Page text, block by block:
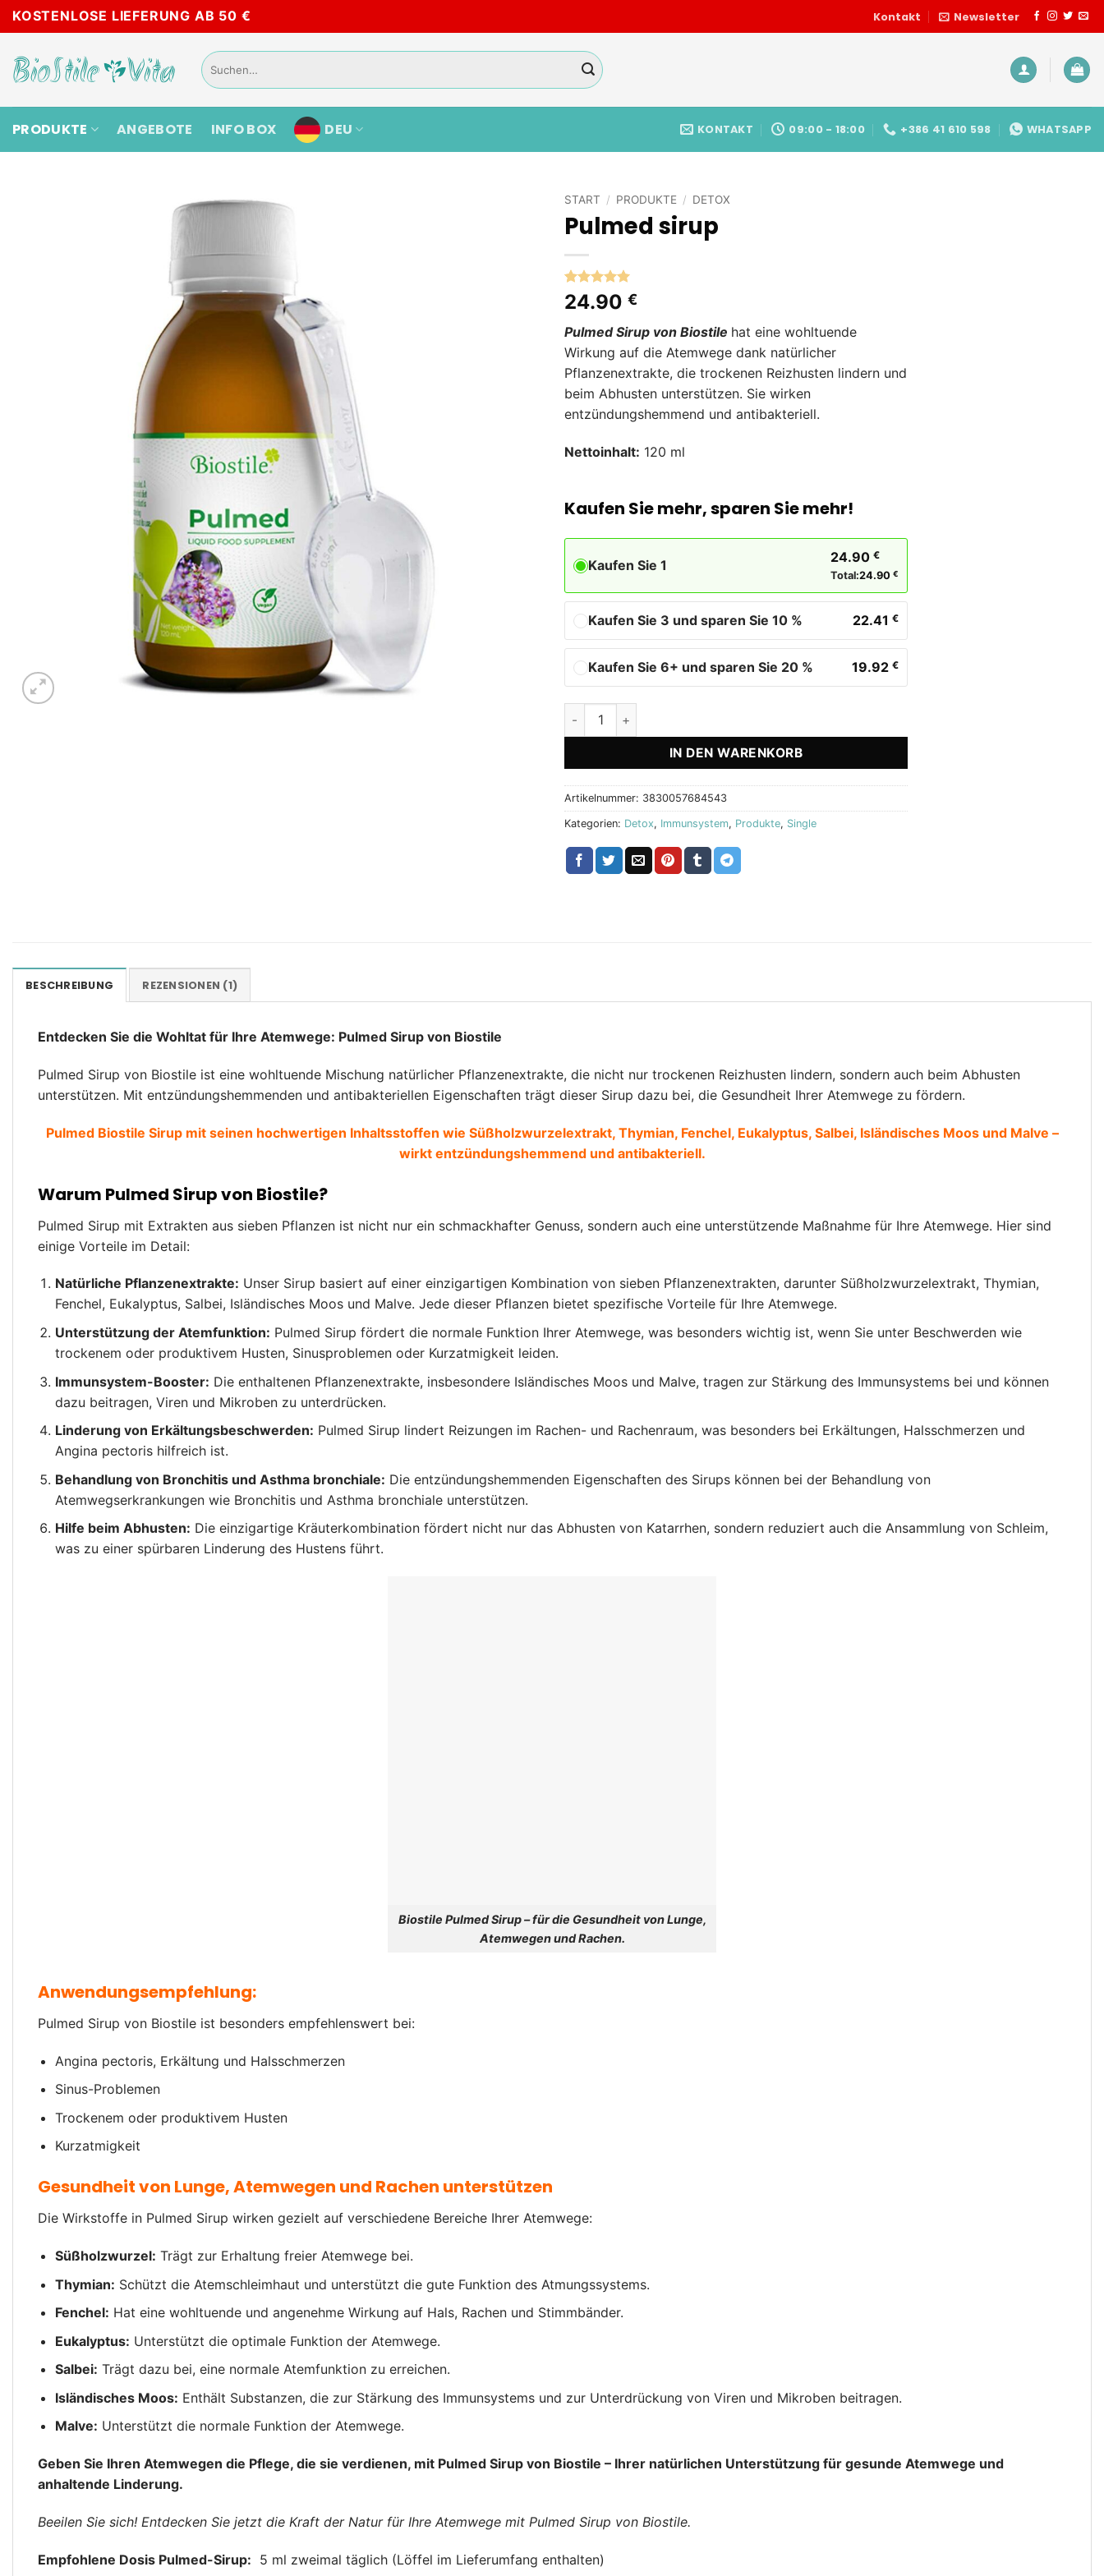
Zum
Inhalt
KOSTENLOSE LIEFERUNG AB 50 € Kontakt Newsletter
Suchen
nach:
PRODUKTE ANGEBOTE INFO BOX DEU KONTAKT 09:00 - 18:00 +386 41 610 598 WHATSAPP
START / PRODUKTE / DETOX
Pulmed sirup
Bewertet
mit5von
auf
1
Kundenbewertung
24.90 €
Pulmed Sirup von Biostile hat eine wohltuende
Wirkung auf die Atemwege dank natürlicher
Pflanzenextrakte, die trockenen Reizhusten lindern und
beim Abhusten unterstützen. Sie wirken
entzündungshemmend und antibakteriell.
Nettoinhalt: 120 ml
Kaufen Sie mehr, sparen Sie mehr!
Kaufen Sie 1 24.90 €
Total:24.90 €
Kaufen Sie 3 und sparen Sie 10 % 22.41 €
Kaufen Sie 6+ und sparen Sie 20 % 19.92 €
Pulmed sirup Menge
IN DEN WARENKORB
Artikelnummer: 3830057684543
Kategorien: Detox, Immunsystem, Produkte, Single
BESCHREIBUNG REZENSIONEN (1)
Entdecken Sie die Wohltat für Ihre Atemwege: Pulmed Sirup von Biostile
Pulmed Sirup von Biostile ist eine wohltuende Mischung natürlicher Pflanzenextrakte, die nicht nur trockenen Reizhusten lindern, sondern auch beim Abhusten
unterstützen. Mit entzündungshemmenden und antibakteriellen Eigenschaften trägt dieser Sirup dazu bei, die Gesundheit Ihrer Atemwege zu fördern.
Pulmed Biostile Sirup mit seinen hochwertigen Inhaltsstoffen wie Süßholzwurzelextrakt, Thymian, Fenchel, Eukalyptus, Salbei, Isländisches Moos und Malve –
wirkt entzündungshemmend und antibakteriell.
Warum Pulmed Sirup von Biostile?
Pulmed Sirup mit Extrakten aus sieben Pflanzen ist nicht nur ein schmackhafter Genuss, sondern auch eine unterstützende Maßnahme für Ihre Atemwege. Hier sind
einige Vorteile im Detail:
Natürliche Pflanzenextrakte: Unser Sirup basiert auf einer einzigartigen Kombination von sieben Pflanzenextrakten, darunter Süßholzwurzelextrakt, Thymian,
Fenchel, Eukalyptus, Salbei, Isländisches Moos und Malve. Jede dieser Pflanzen bietet spezifische Vorteile für Ihre Atemwege.
Unterstützung der Atemfunktion: Pulmed Sirup fördert die normale Funktion Ihrer Atemwege, was besonders wichtig ist, wenn Sie unter Beschwerden wie
trockenem oder produktivem Husten, Sinusproblemen oder Kurzatmigkeit leiden.
Immunsystem-Booster: Die enthaltenen Pflanzenextrakte, insbesondere Isländisches Moos und Malve, tragen zur Stärkung des Immunsystems bei und können
dazu beitragen, Viren und Mikroben zu unterdrücken.
Linderung von Erkältungsbeschwerden: Pulmed Sirup lindert Reizungen im Rachen- und Rachenraum, was besonders bei Erkältungen, Halsschmerzen und
Angina pectoris hilfreich ist.
Behandlung von Bronchitis und Asthma bronchiale: Die entzündungshemmenden Eigenschaften des Sirups können bei der Behandlung von
Atemwegserkrankungen wie Bronchitis und Asthma bronchiale unterstützen.
Hilfe beim Abhusten: Die einzigartige Kräuterkombination fördert nicht nur das Abhusten von Katarrhen, sondern reduziert auch die Ansammlung von Schleim,
was zu einer spürbaren Linderung des Hustens führt.
Biostile Pulmed Sirup – für die Gesundheit von Lunge,
Atemwegen und Rachen.
Anwendungsempfehlung:
Pulmed Sirup von Biostile ist besonders empfehlenswert bei:
Angina pectoris, Erkältung und Halsschmerzen
Sinus-Problemen
Trockenem oder produktivem Husten
Kurzatmigkeit
Gesundheit von Lunge, Atemwegen und Rachen unterstützen
Die Wirkstoffe in Pulmed Sirup wirken gezielt auf verschiedene Bereiche Ihrer Atemwege:
Süßholzwurzel: Trägt zur Erhaltung freier Atemwege bei.
Thymian: Schützt die Atemschleimhaut und unterstützt die gute Funktion des Atmungssystems.
Fenchel: Hat eine wohltuende und angenehme Wirkung auf Hals, Rachen und Stimmbänder.
Eukalyptus: Unterstützt die optimale Funktion der Atemwege.
Salbei: Trägt dazu bei, eine normale Atemfunktion zu erreichen.
Isländisches Moos: Enthält Substanzen, die zur Stärkung des Immunsystems und zur Unterdrückung von Viren und Mikroben beitragen.
Malve: Unterstützt die normale Funktion der Atemwege.
Geben Sie Ihren Atemwegen die Pflege, die sie verdienen, mit Pulmed Sirup von Biostile – Ihrer natürlichen Unterstützung für gesunde Atemwege und
anhaltende Linderung.
Beeilen Sie sich! Entdecken Sie jetzt die Kraft der Natur für Ihre Atemwege mit Pulmed Sirup von Biostile.
Empfohlene Dosis Pulmed-Sirup: 5 ml zweimal täglich (Löffel im Lieferumfang enthalten)